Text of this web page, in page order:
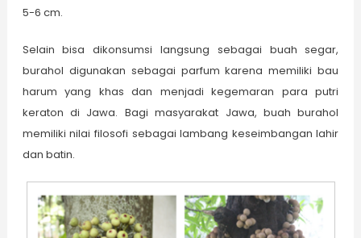
5-6 cm.
Selain bisa dikonsumsi langsung sebagai buah segar,
burahol digunakan sebagai parfum karena memiliki bau
harum yang khas dan menjadi kegemaran para putri
keraton di Jawa. Bagi masyarakat Jawa, buah burahol
memiliki nilai filosofi sebagai lambang keseimbangan lahir
dan batin.